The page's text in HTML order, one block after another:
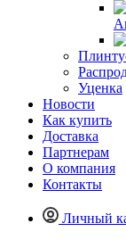
Уценка
Новости
Как купить
Доставка
Партнерам
О компания
Контакты
Личный